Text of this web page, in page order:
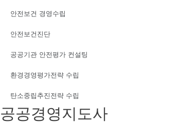
안전보건 경영수립
안전보건진단
공공기관 안전평가 컨설팅
환경경영평가전략 수립
탄소중립추진전략 수립
공공경영지도사